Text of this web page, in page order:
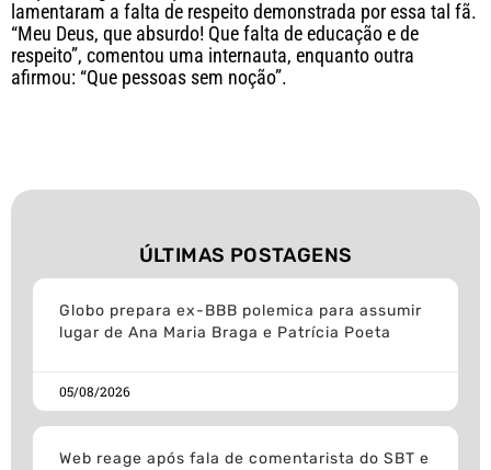
lamentaram a falta de respeito demonstrada por essa tal fã.
“Meu Deus, que absurdo! Que falta de educação e de
respeito”, comentou uma internauta, enquanto outra
afirmou: “Que pessoas sem noção”.
ÚLTIMAS POSTAGENS
Globo prepara ex-BBB polemica para assumir
lugar de Ana Maria Braga e Patrícia Poeta
05/08/2026
Web reage após fala de comentarista do SBT e